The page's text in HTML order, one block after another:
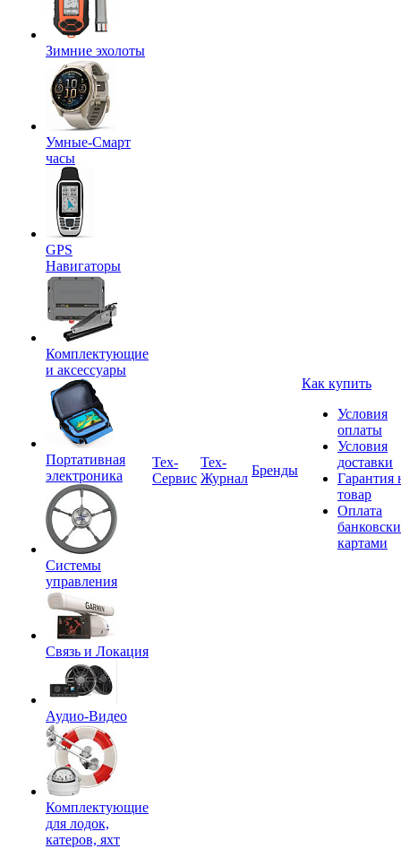
Зимние эхолоты
Умные-Смарт
часы
GPS
Навигаторы
Комплектующие
и аксессуары
Портативная
электроника
Системы
управления
Связь и Локация
Аудио-Видео
Комплектующие
для лодок,
катеров, яхт
Tex-
Сервис
Тех-
Журнал
Бренды
Как купить
Условия
оплаты
Условия
доставки
Гарантия
товар
Оплата
картами